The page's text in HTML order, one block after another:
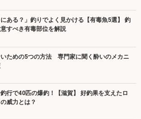
にある？」釣りでよく見かける【有毒魚5選】 釣
すべき有毒部位を解説
ための5つの方法 専門家に聞く酔いのメカニ
行で40匹の爆釣！【滋賀】 好釣果を支えたロ
威力とは？